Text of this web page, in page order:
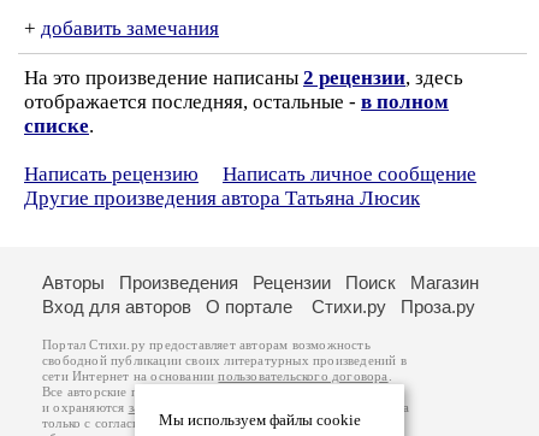
+ добавить замечания
На это произведение написаны 2 рецензии, здесь
отображается последняя, остальные - в полном
списке.
Написать рецензию
Написать личное сообщение
Другие произведения автора Татьяна Люсик
Мы используем файлы cookie
Авторы Произведения Рецензии Поиск
Магазин
Вход для авторов
О портале Стихи.ру Проза.ру
Портал Стихи.ру предоставляет авторам возможность
свободной публикации своих литературных произведений в
сети Интернет на основаниипользовательского договора
Все авторские права на произведения принадлежат авторам
и охраняются законом
. Перепечатка произведений возможна
только с согласия его автора, к которому вы можете